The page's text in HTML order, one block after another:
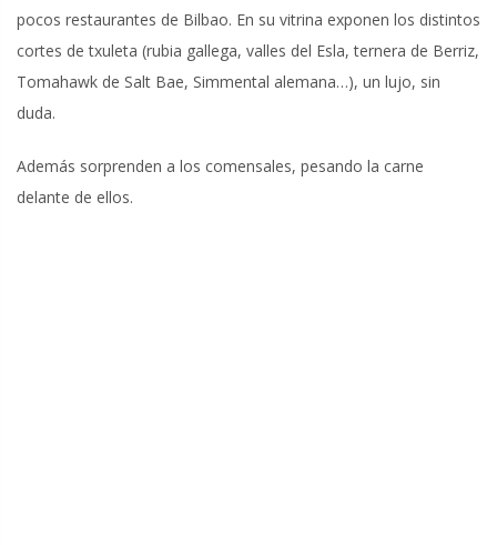
pocos restaurantes de Bilbao. En su vitrina exponen los distintos
cortes de txuleta (rubia gallega, valles del Esla, ternera de Berriz,
Tomahawk de Salt Bae, Simmental alemana…), un lujo, sin
duda.
Además sorprenden a los comensales, pesando la carne
delante de ellos.